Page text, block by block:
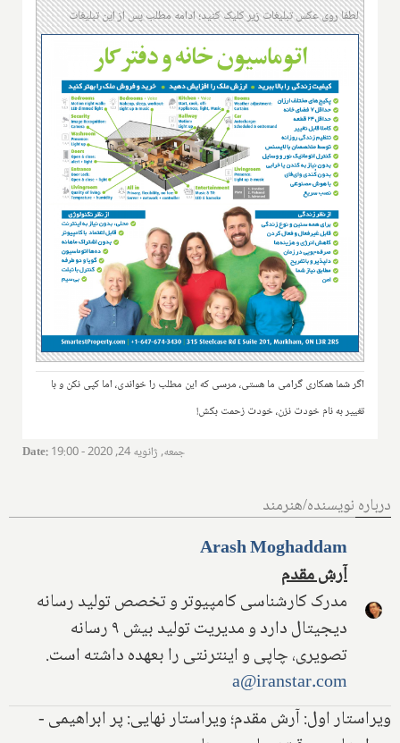
لطفا روی عکس تبلیغات زیر کلیک کنید؛ ادامه مطلب پس از این تبلیغات
اگر شما همکاری گرامی ما هستی، مرسی که این مطلب را خواندی، اما کپی نکن و با
تغییر به نام خودت نزن، خودت زحمت بکش!
Date: جمعه, ژانویه 24, 2020 - 19:00
درباره نویسنده/هنرمند
Arash Moghaddam
آرش مقدم
مدرک کارشناسی کامپیوتر و تخصص تولید رسانه
دیجیتال دارد و مدیریت تولید بیش ۹ رسانه
تصویری، چاپی و اینترنتی را بعهده داشته است.
a@iranstar.com
ویراستار اول: آرش مقدم؛ ویراستار نهایی: پر ابراهیمی -